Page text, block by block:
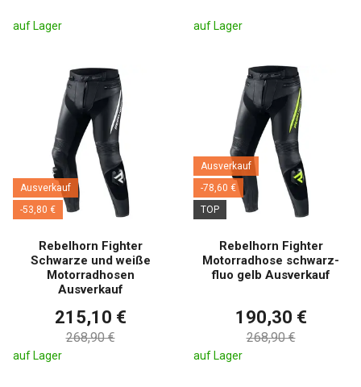
auf Lager auf Lager
Ausverkauf
-53,80 €
Rebelhorn Fighter
Schwarze und weiße
Motorradhosen
Ausverkauf
215,10 €
268,90 €
auf Lager
Ausverkauf
-78,60 €
TOP
Rebelhorn Fighter
Motorradhose schwarz-
fluo gelb Ausverkauf
190,30 €
268,90 €
auf Lager